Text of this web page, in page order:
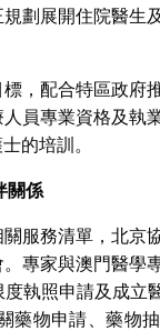
劃展開住院醫生
，配合特區政府
員專業資格及執
的培訓。
關係
服務清單，北京
專家與澳門醫學
執照申請及成立
藥物申請、藥物